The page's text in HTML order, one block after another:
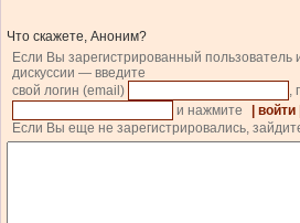
Что скажете, Аноним?
Если Вы зарегистрированный пользователь
дискуссии — введите
свой логин (email)
,
и нажмите
| войти |
Если Вы еще не зарегистрировались,